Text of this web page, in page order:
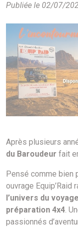
Publiée le 02/07/
Après plusieurs
du Baroudeur fait
Pensé comme bien
ouvrage Equip’Raid
l’univers du
préparation 4x4 .
passionnés